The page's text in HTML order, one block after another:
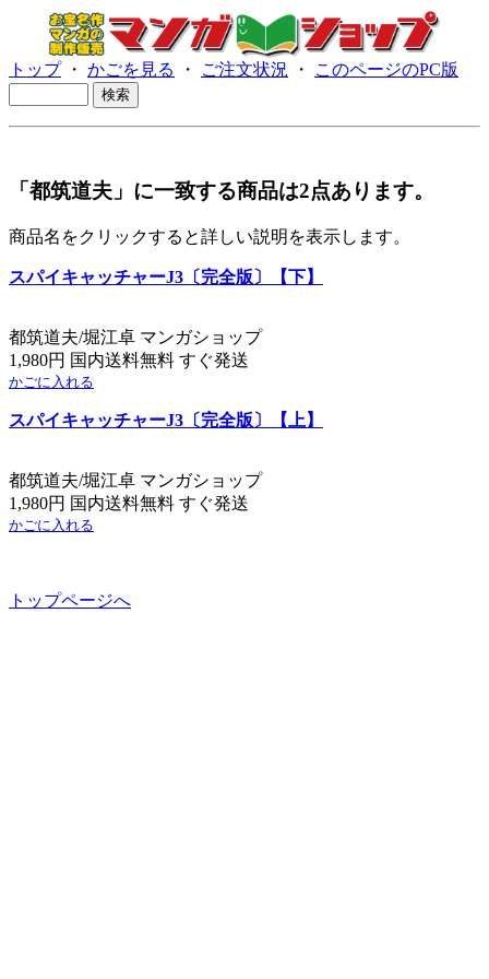
トップ・ かごを見る ・ ご注文状況 ・ このページのPC版
「都筑道夫」に一致する商品は2点あります。
商品名をクリックすると詳しい説明を表示します。
スパイキャッチャーJ3〔完全版〕【下】
都筑道夫/堀江卓 マンガショップ
1,980円 国内送料無料 すぐ発送
かごに入れる
スパイキャッチャーJ3〔完全版〕【上】
都筑道夫/堀江卓 マンガショップ
1,980円 国内送料無料 すぐ発送
かごに入れる
トップページへ